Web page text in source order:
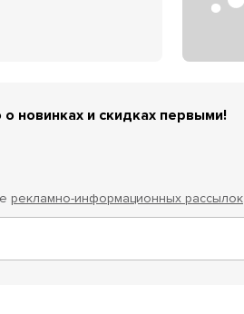
новинках и скидках первыми!
рекламно-информационных рассылок